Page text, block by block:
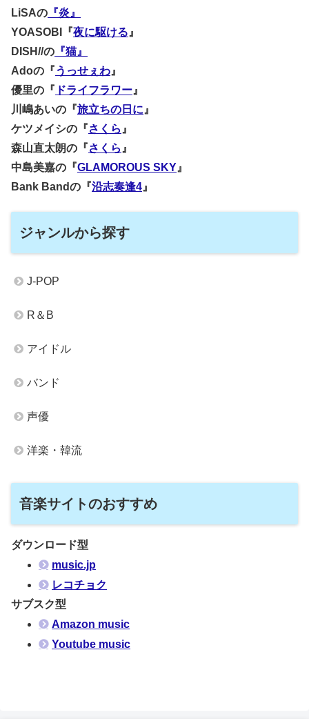
LiSAの 『炎』
YOASOBI『夜に駆ける 』
DISH//の 『猫』
Adoの『うっせぇわ 』
優里の『 ドライフラワー 』
川嶋あいの『旅立ちの日に 』
ケツメイシの『さくら 』
森山直太朗の『さくら 』
中島美嘉の『GLAMOROUS SKY 』
Bank Bandの『沿志奏逢4 』
ジャンルから探す
J-POP
R＆B
アイドル
バンド
声優
洋楽・韓流
音楽サイトのおすすめ
ダウンロード型
music.jp
レコチョク
サブスク型
Amazon music
Youtube music